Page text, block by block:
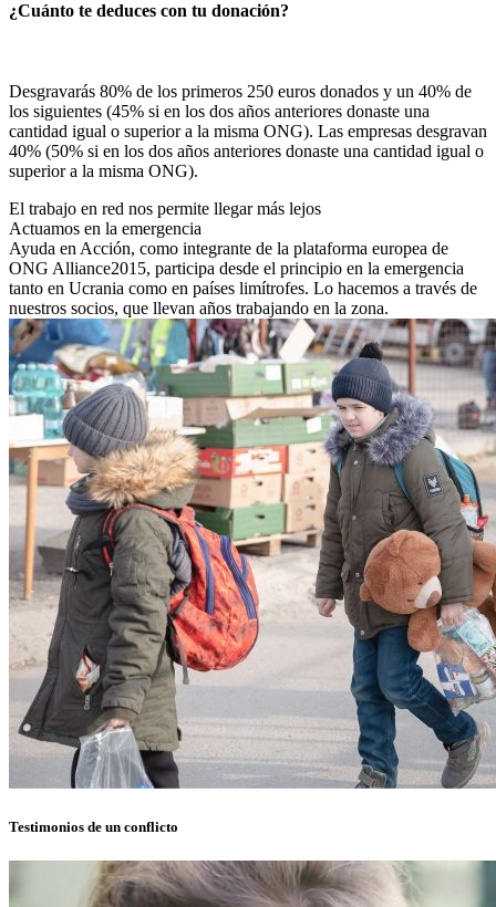
¿Cuánto te deduces con tu donación?
Desgravarás 80% de los primeros 250 euros donados y un 40% de
los siguientes (45% si en los dos años anteriores donaste una
cantidad igual o superior a la misma ONG). Las empresas desgravan
40% (50% si en los dos años anteriores donaste una cantidad igual o
superior a la misma ONG).
El trabajo en red nos permite llegar más lejos
Actuamos en la emergencia
Ayuda en Acción, como integrante de la plataforma europea de
ONG Alliance2015, participa desde el principio en la emergencia
tanto en Ucrania como en países limítrofes. Lo hacemos a través de
nuestros socios, que llevan años trabajando en la zona.
Testimonios de un conflicto